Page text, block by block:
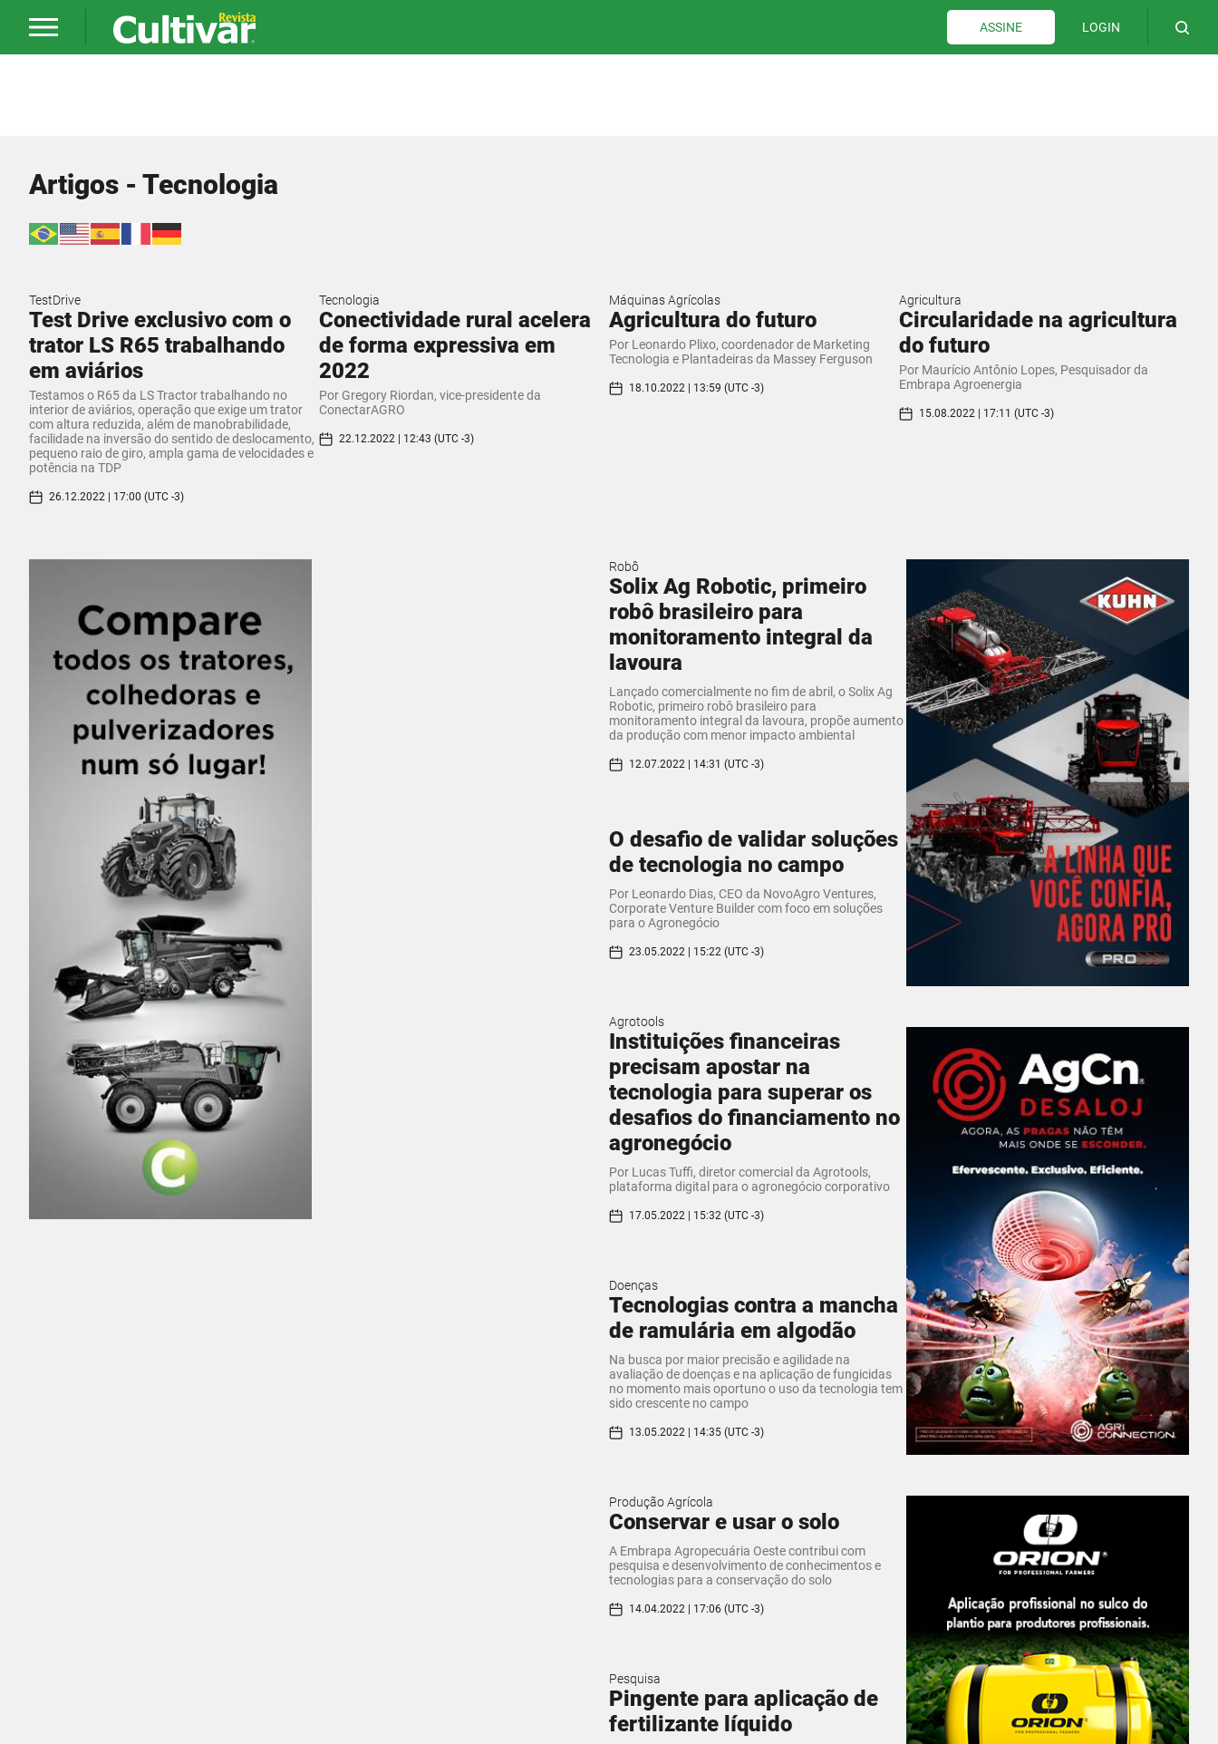
ASSINE LOGIN
Artigos - Tecnologia
TestDrive
Test Drive exclusivo com o
trator LS R65 trabalhando
em aviários
Testamos o R65 da LS Tractor trabalhando no
interior de aviários, operação que exige um trator
com altura reduzida, além de manobrabilidade,
facilidade na inversão do sentido de deslocamento,
pequeno raio de giro, ampla gama de velocidades e
potência na TDP
26.12.2022 | 17:00 (UTC -3)
Tecnologia
Conectividade rural acelera
de forma expressiva em
2022
Por Gregory Riordan, vice-presidente da
ConectarAGRO
22.12.2022 | 12:43 (UTC -3)
Máquinas Agrícolas
Agricultura do futuro
Por Leonardo Plixo, coordenador de Marketing
Tecnologia e Plantadeiras da Massey Ferguson
18.10.2022 | 13:59 (UTC -3)
Agricultura
Circularidade na agricultura
do futuro
Por Maurício Antônio Lopes, Pesquisador da
Embrapa Agroenergia
15.08.2022 | 17:11 (UTC -3)
Robô
Solix Ag Robotic, primeiro
robô brasileiro para
monitoramento integral da
lavoura
Lançado comercialmente no fim de abril, o Solix Ag
Robotic, primeiro robô brasileiro para
monitoramento integral da lavoura, propõe aumento
da produção com menor impacto ambiental
12.07.2022 | 14:31 (UTC -3)
O desafio de validar soluções
de tecnologia no campo
Por Leonardo Dias, CEO da NovoAgro Ventures,
Corporate Venture Builder com foco em soluções
para o Agronegócio
23.05.2022 | 15:22 (UTC -3)
Agrotools
Instituições financeiras
precisam apostar na
tecnologia para superar os
desafios do financiamento no
agronegócio
Por Lucas Tuffi, diretor comercial da Agrotools,
plataforma digital para o agronegócio corporativo
17.05.2022 | 15:32 (UTC -3)
Doenças
Tecnologias contra a mancha
de ramulária em algodão
Na busca por maior precisão e agilidade na
avaliação de doenças e na aplicação de fungicidas
no momento mais oportuno o uso da tecnologia tem
sido crescente no campo
13.05.2022 | 14:35 (UTC -3)
Produção Agrícola
Conservar e usar o solo
A Embrapa Agropecuária Oeste contribui com
pesquisa e desenvolvimento de conhecimentos e
tecnologias para a conservação do solo
14.04.2022 | 17:06 (UTC -3)
Pesquisa
Pingente para aplicação de
fertilizante líquido